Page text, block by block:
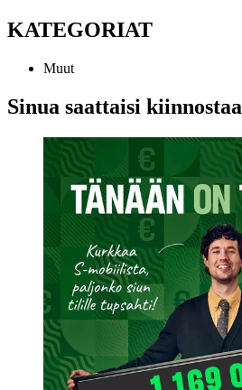
KATEGORIAT
Muut
Sinua saattaisi kiinnostaa